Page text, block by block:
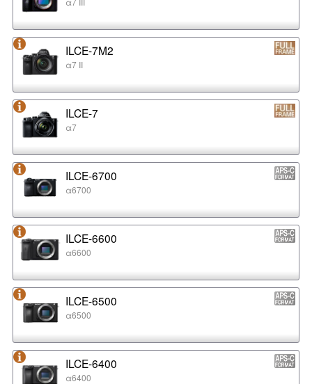
ILCE-7M2
α7 II
ILCE-7
α7
ILCE-6700
α6700
ILCE-6600
α6600
ILCE-6500
α6500
ILCE-6400
α6400